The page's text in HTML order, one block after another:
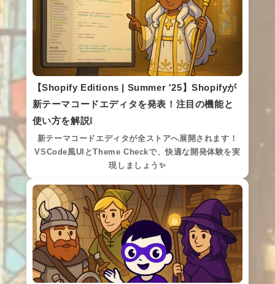
【Shopify Editions | Summer '25】Shopifyが
新テーマコードエディタを発表！注目の機能と
使い方を解説❕
新テーマコードエディタが全ストアへ展開されます！
VSCode風UIとTheme Checkで、快適な開発体験を実
現しましょう✨